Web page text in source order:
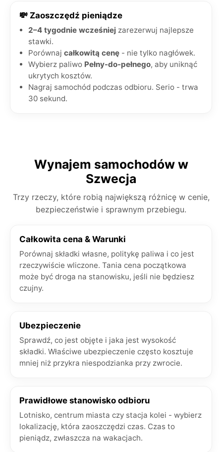
💸 Zaoszczędź pieniądze
2–4 tygodnie wcześniej zarezerwuj najlepsze
stawki.
Porównaj całkowitą cenę - nie tylko nagłówek.
Wybierz paliwo Pełny-do-pełnego, aby uniknąć
ukrytych kosztów.
Nagraj samochód podczas odbioru. Serio - trwa
30 sekund.
Wynajem samochodów w
Szwecja
Trzy rzeczy, które robią największą różnicę w cenie,
bezpieczeństwie i sprawnym przebiegu.
Całkowita cena & Warunki
Porównaj składki własne, politykę paliwa i co jest
rzeczywiście wliczone. Tania cena początkowa
może być droga na stanowisku, jeśli nie będziesz
czujny.
Ubezpieczenie
Sprawdź, co jest objęte i jaka jest wysokość
składki. Właściwe ubezpieczenie często kosztuje
mniej niż przykra niespodzianka przy zwrocie.
Prawidłowe stanowisko odbioru
Lotnisko, centrum miasta czy stacja kolei - wybierz
lokalizację, która zaoszczędzi czas. Czas to
pieniądz, zwłaszcza na wakacjach.